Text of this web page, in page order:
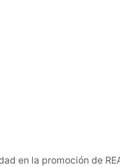
en la promoción de